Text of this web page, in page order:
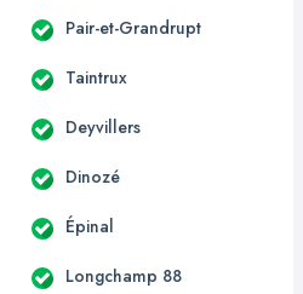
Pair-et-Grandrupt
Taintrux
Deyvillers
Dinozé
Épinal
Longchamp 88